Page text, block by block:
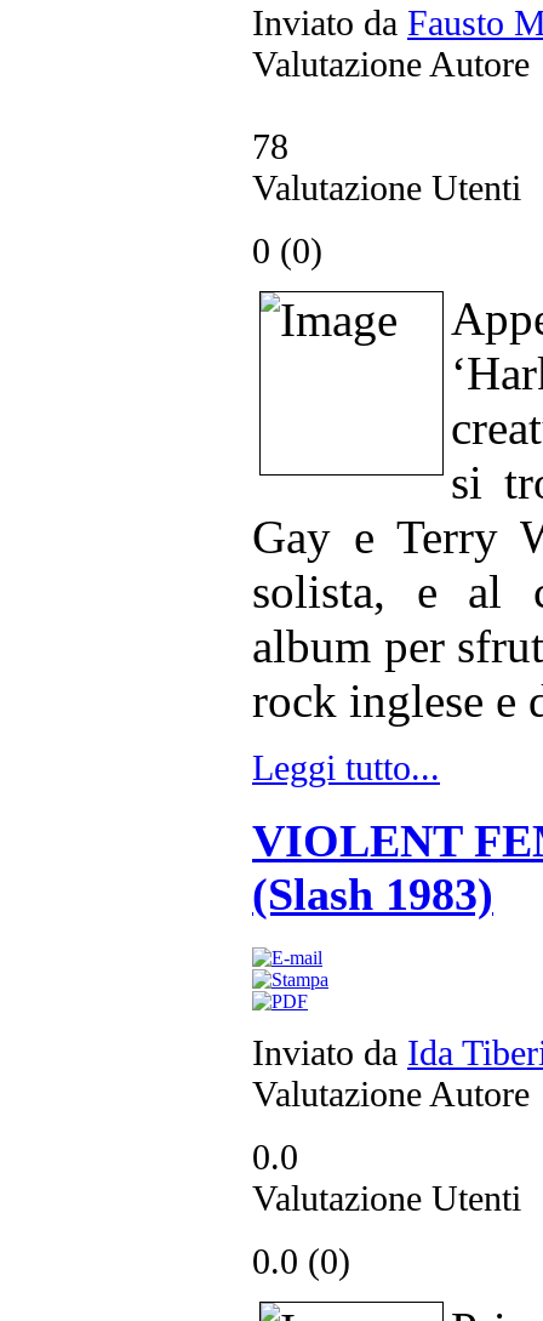
Inviato da Fausto
Valutazione Autore
78
Valutazione Utenti
0 (0)
si
Gay e Terry
solista, e al
album per
rock inglese e
Leggi tutto...
VIOLENT
(Slash 1983)
Inviato da Ida
Valutazione Autore
0.0
Valutazione Utenti
0.0 (0)